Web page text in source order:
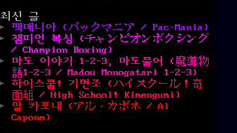
최신 글
팩매니아 (パックマニア / Pac-Mania)
챔피언 복싱 (チャンピオンボクシング
/ Champion Boxing)
마도 이야기 1-2-3, 마도물어 (魔導物
語1-2-3 / Madou Monogatari 1-2-3)
하이스쿨! 기면조 (ハイスクール！奇
面組 / High School! Kimengumi)
알 카포네 (アル・カポネ / Al
Capone)